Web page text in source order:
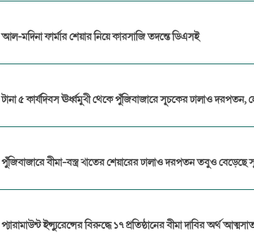
আল-মদিনা ফার্মার শেয়ার নিয়ে কারসাজি তদন্তে ডিএসই
টানা ৫ কার্যদিবস ঊর্ধ্বমুখী থেকে পুঁজিবাজারে সূচকের ঢালাও দরপতন,
পুঁজিবাজারে বীমা-বস্ত্র খাতের শেয়ারের ঢালাও দরপতন তবুও বেড়েছে
প্যারামাউন্ট ইন্স্যুরেন্সের বিরুদ্ধে ১৭ প্রতিষ্ঠানের বীমা দাবির অর্থ